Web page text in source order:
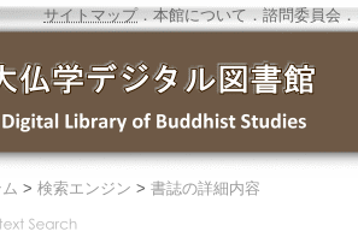
サイトマップ．本館について ． 諮問委員会 ．
> 検索エンジン > 書誌の詳細内容